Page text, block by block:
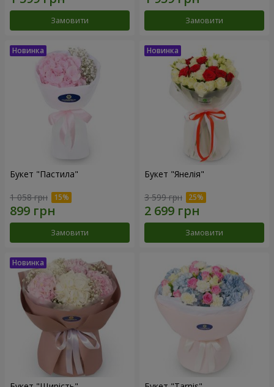
Замовити Замовити
Букет "Пастила"
1 058 грн
Замовити
Букет "Янелія"
3 599 грн
Замовити